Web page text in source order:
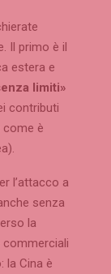
Il primo è il
estera e
limiti»
contributi
come è
l’attacco a
senza
la
commerciali
la Cina è